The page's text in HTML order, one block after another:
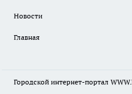
Новости
Главная
Городской интернет-портал